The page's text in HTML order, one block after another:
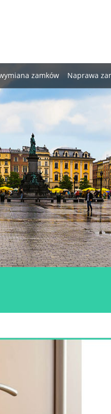
zamków Naprawa